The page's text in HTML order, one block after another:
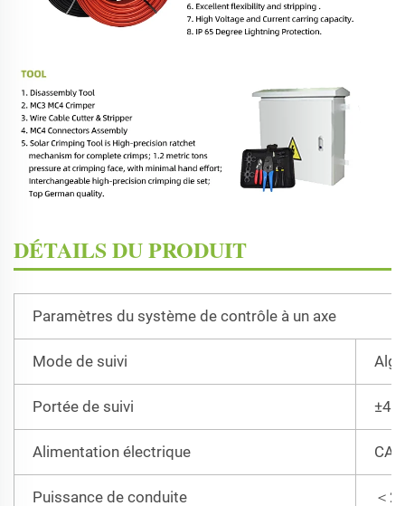
DÉTAILS DU PRODUIT
Paramètres du système de contrôle à un axe
Mode de suivi
Portée de suivi ±45
Alimentation électrique CA
Puissance de conduite ＜